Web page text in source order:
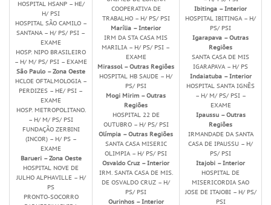
HOSPITAL HSANP – HE/
H/ PSI
HOSPITAL SÃO CAMILO –
SANTANA – H/ PS/ PSI –
EXAME
HOSP. NIPO BRASILEIRO
– H/ M/ PS/ PSI – EXAME
São Paulo – Zona Oeste
HCLOE OFTALMOLOGIA –
PERDIZES – HE/ PSI –
EXAME
HOSP. METROPOLITANO.
– H/ M/ PS/ PSI
FUNDAÇÃO ZERBINI
(INCOR) – H/ PS –
EXAME
Barueri – Zona Oeste
HOSPITAL NOVE DE
JULHO ALPHAVILLE – H/
PS
PRONTO-SOCORRO
COOPERATIVA DE
TRABALHO – H/ PS/ PSI
Marília – Interior
IRM DA STA CASA MIS
MARILIA – H/ PS/ PSI –
EXAME
Mirassol – Outras Regiões
HOSPITAL HB SAUDE – H/
PS/ PSI
Mogi Mirim – Outras
Regiões
HOSPITAL 22 DE
OUTUBRO – H/ PS/ PSI
Olímpia – Outras Regiões
SANTA CASA MISERIC
OLIMPIA – H/ PS/ PSI
Osvaldo Cruz – Interior
IRM. SANTA CASA DE MIS.
DE OSVALDO CRUZ – H/
PS/ PSI
Ourinhos – Interior
Ibitinga – Interior
HOSPITAL IBITINGA – H/
PS/ PSI
Igarapava – Outras
Regiões
SANTA CASA DE MIS
IGARAPAVA – H/ PS
Indaiatuba – Interior
HOSPITAL SANTA IGNÊS
– H/ M/ PS/ PSI –
EXAME
Ipaussu – Outras
Regiões
IRMANDADE DA SANTA
CASA DE IPAUSSU – H/
PS/ PSI
Itajobi – Interior
HOSPITAL DE
MISERICORDIA SAO
JOSE DE ITAJOBI – H/ PS/
PSI